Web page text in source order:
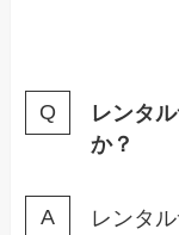
レンタ
か？
レンタ